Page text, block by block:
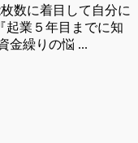
数に着目して自分に
起業５年目までに知
金繰りの悩 ...